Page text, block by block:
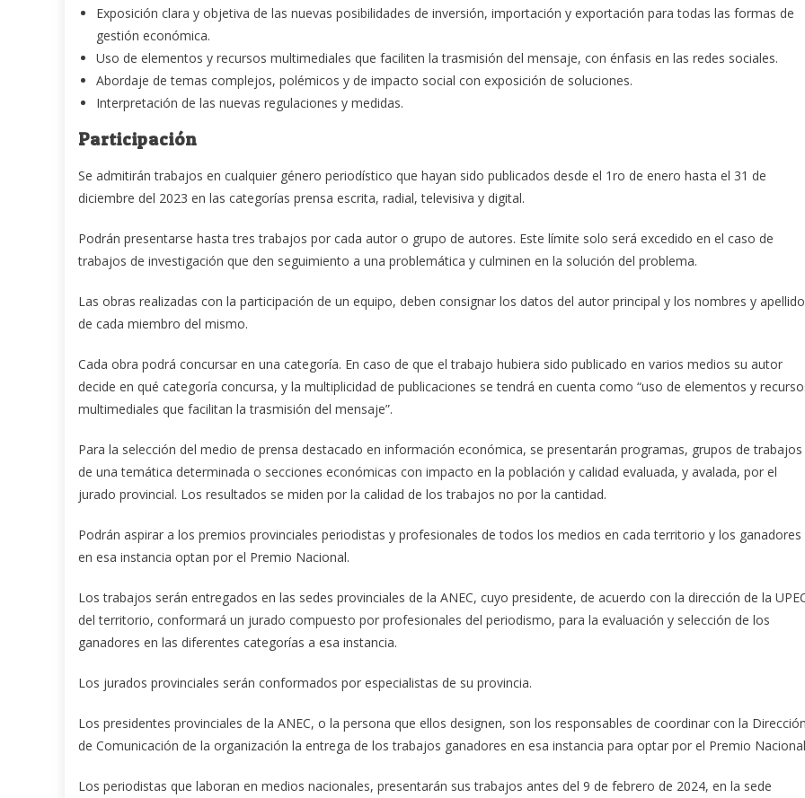
Exposición clara y objetiva de las nuevas posibilidades de inversión, importación y exportación para todas las formas de
gestión económica.
Uso de elementos y recursos multimediales que faciliten la trasmisión del mensaje, con énfasis en las redes sociales.
Abordaje de temas complejos, polémicos y de impacto social con exposición de soluciones.
Interpretación de las nuevas regulaciones y medidas.
Participación
Se admitirán trabajos en cualquier género periodístico que hayan sido publicados desde el 1ro de enero hasta el 31 de
diciembre del 2023 en las categorías prensa escrita, radial, televisiva y digital.
Podrán presentarse hasta tres trabajos por cada autor o grupo de autores. Este límite solo será excedido en el caso de
trabajos de investigación que den seguimiento a una problemática y culminen en la solución del problema.
Las obras realizadas con la participación de un equipo, deben consignar los datos del autor principal y los nombres y
de cada miembro del mismo.
Cada obra podrá concursar en una categoría. En caso de que el trabajo hubiera sido publicado en varios medios su autor
decide en qué categoría concursa, y la multiplicidad de publicaciones se tendrá en cuenta como “uso de elementos y
multimediales que facilitan la trasmisión del mensaje”.
Para la selección del medio de prensa destacado en información económica, se presentarán programas, grupos de trabajos
de una temática determinada o secciones económicas con impacto en la población y calidad evaluada, y avalada, por el
jurado provincial. Los resultados se miden por la calidad de los trabajos no por la cantidad.
Podrán aspirar a los premios provinciales periodistas y profesionales de todos los medios en cada territorio y los ganadores
en esa instancia optan por el Premio Nacional.
Los trabajos serán entregados en las sedes provinciales de la ANEC, cuyo presidente, de acuerdo con la dirección de la
del territorio, conformará un jurado compuesto por profesionales del periodismo, para la evaluación y selección de los
ganadores en las diferentes categorías a esa instancia.
Los jurados provinciales serán conformados por especialistas de su provincia.
Los presidentes provinciales de la ANEC, o la persona que ellos designen, son los responsables de coordinar con la
de Comunicación de la organización la entrega de los trabajos ganadores en esa instancia para optar por el Premio
Los periodistas que laboran en medios nacionales, presentarán sus trabajos antes del 9 de febrero de 2024, en la sede